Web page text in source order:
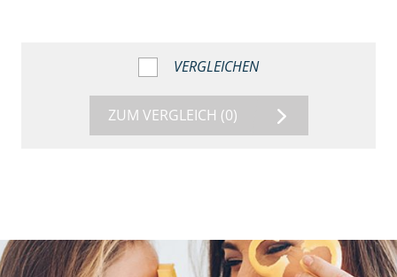
VERGLEICHEN
ZUM VERGLEICH (0)